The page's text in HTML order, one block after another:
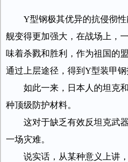
Y型钢极其优异的抗侵彻
舰变得更加强大，在战场上，
味着杀戮和胜利，作为祖国的
通过上层途径，得到Y型装甲钢
如此一来，日本人的坦克
种顶级防护材料。
这对于缺乏有效反坦克武
一场灾难。
说实话，从某种意义上讲